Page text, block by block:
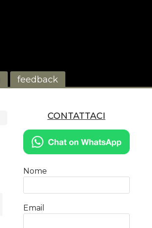
feedback
CONTATTACI
Nome
Email